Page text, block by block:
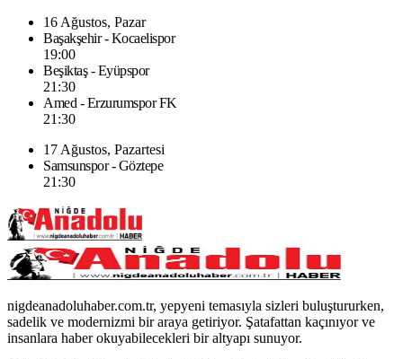
16 Ağustos, Pazar
Başakşehir - Kocaelispor
19:00
Beşiktaş - Eyüpspor
21:30
Amed - Erzurumspor FK
21:30
17 Ağustos, Pazartesi
Samsunspor - Göztepe
21:30
nigdeanadoluhaber.com.tr, yepyeni temasıyla sizleri buluştururken,
sadelik ve modernizmi bir araya getiriyor. Şatafattan kaçınıyor ve
insanlara haber okuyabilecekleri bir altyapı sunuyor.